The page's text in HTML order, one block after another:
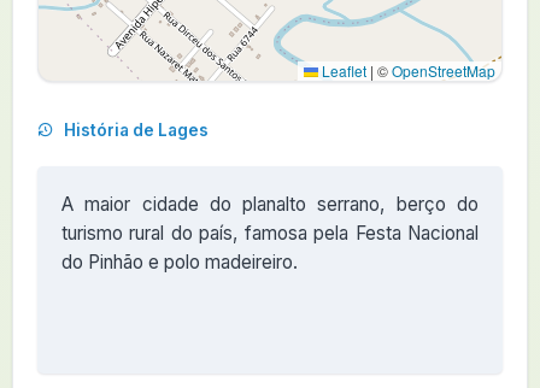
Leaflet | ©OpenStreetMap
História de Lages
A maior cidade do planalto serrano, berço do
turismo rural do país, famosa pela Festa Nacional
do Pinhão e polo madeireiro.